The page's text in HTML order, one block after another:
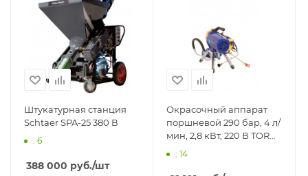
Штукатурная станция
Schtaer SPA-25 380 В
: 6
388 000 руб./шт
Окрасочный аппарат
поршневой 290 бар, 4 л/
мин, 2,8 кВт, 220 В TOR
GD-595
: 14